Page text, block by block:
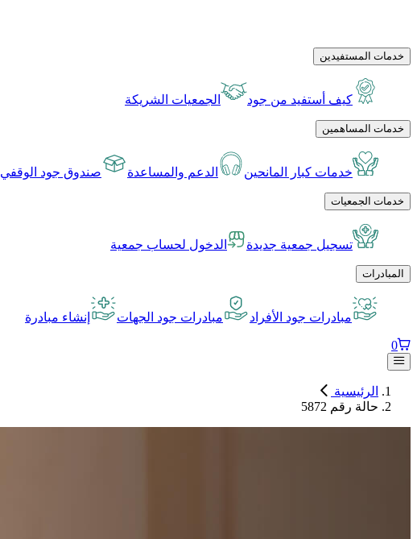
خدمات المستفيدين
كيف أستفيد من جود الجمعيات الشريكة
خدمات المساهمين
خدمات كبار المانحين الدعم والمساعدة صندوق جود الوقفي
خدمات الجمعيات
تسجيل جمعية جديدة الدخول لحساب جمعية
المبادرات
مبادرات جود الأفراد مبادرات جود الجهات إنشاء مبادرة
0
الرئيسية
حالة رقم 5872